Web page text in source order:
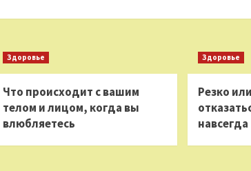
Здоровье
Что происходит с вашим
телом и лицом, когда вы
влюбляетесь
Здоровье
Резко
навсегда